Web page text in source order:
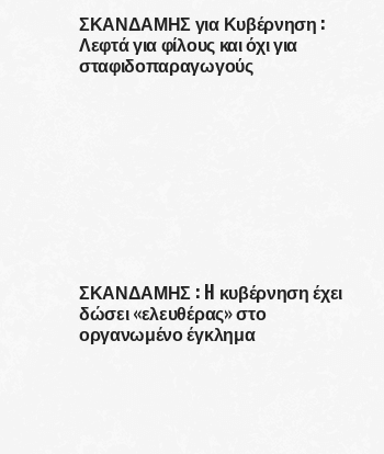
ΣΚΑΝΔΑΜΗΣ για Κυβέρνηση :
Λεφτά για φίλους και όχι για
σταφιδοπαραγωγούς
ΣΚΑΝΔΑΜΗΣ : H κυβέρνηση έχει
δώσει «ελευθέρας» στο
οργανωμένο έγκλημα